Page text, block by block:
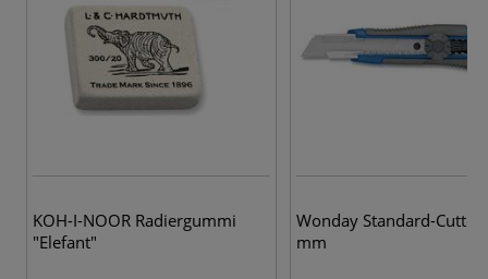
KOH-I-NOOR Radiergummi
"Elefant"
Wonday Standard-
mm